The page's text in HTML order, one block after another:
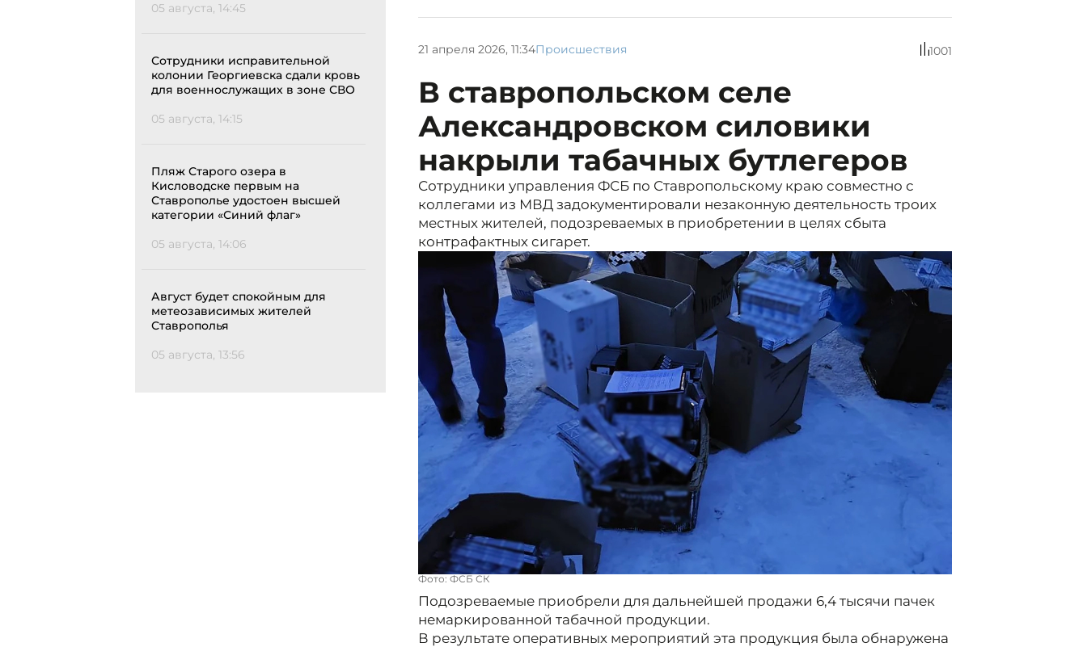
05 августа, 14:45
Сотрудники исправительной
колонии Георгиевска сдали кровь
для военнослужащих в зоне СВО
05 августа, 14:15
Пляж Старого озера в
Кисловодске первым на
Ставрополье удостоен высшей
категории «Синий флаг»
05 августа, 14:06
Август будет спокойным для
метеозависимых жителей
Ставрополья
05 августа, 13:56
21 апреля 2026, 11:34Происшествия 1001
В ставропольском селе
Александровском силовики
накрыли табачных бутлегеров
Сотрудники управления ФСБ по Ставропольскому краю совместно с
коллегами из МВД задокументировали незаконную деятельность троих
местных жителей, подозреваемых в приобретении в целях сбыта
контрафактных сигарет.
Фото: ФСБ СК
Подозреваемые приобрели для дальнейшей продажи 6,4 тысячи пачек
немаркированной табачной продукции.
В результате оперативных мероприятий эта продукция была обнаружена